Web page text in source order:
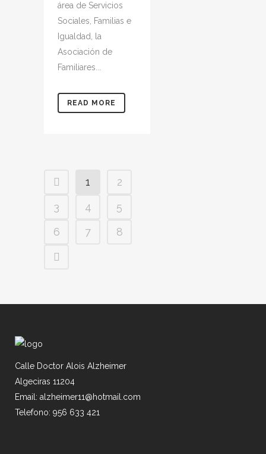
área de Servicios
Sociales, Familias e
Igualdad, la
Asociación de
Familiares...
READ MORE
1
2
3
4
5
6
7 8
Calle Doctor Alois Alzheimer
Algeciras 11204
Email: alzheimer11@hotmail.com
Telefono: 956 633 421